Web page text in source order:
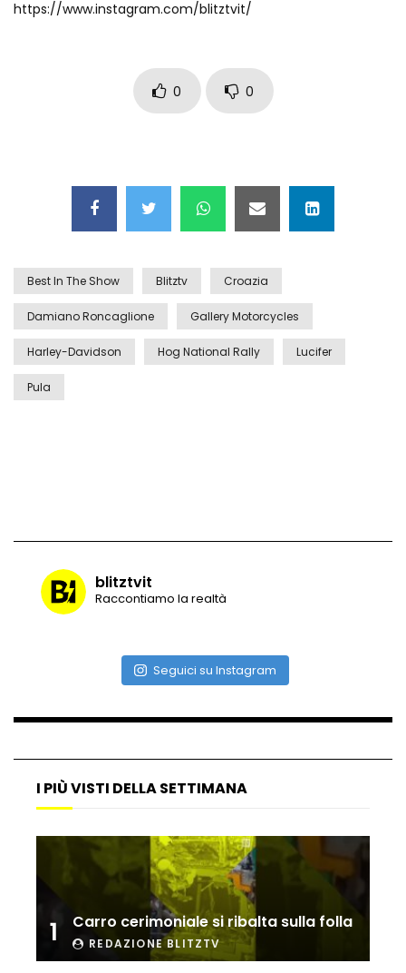
https://www.instagram.com/blitztvit/
0 0
Best In The Show Blitztv Croazia
Damiano Roncaglione Gallery Motorcycles
Harley-Davidson Hog National Rally Lucifer
Pula
blitztvit
Raccontiamo la realtà
Seguici su Instagram
I PIÙ VISTI DELLA SETTIMANA
1 Carro cerimoniale si ribalta sulla folla
REDAZIONE BLITZTV